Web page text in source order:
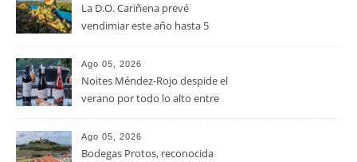
La D.O. Cariñena prevé
vendimiar este año hasta 5
que en 2025
Ago 05, 2026
Noites Méndez-Rojo despide el
verano por todo lo alto entre
Ago 05, 2026
Bodegas Protos, reconocida